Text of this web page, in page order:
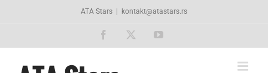
ATA Stars kontakt@atastars.rs
Facebook YouTube